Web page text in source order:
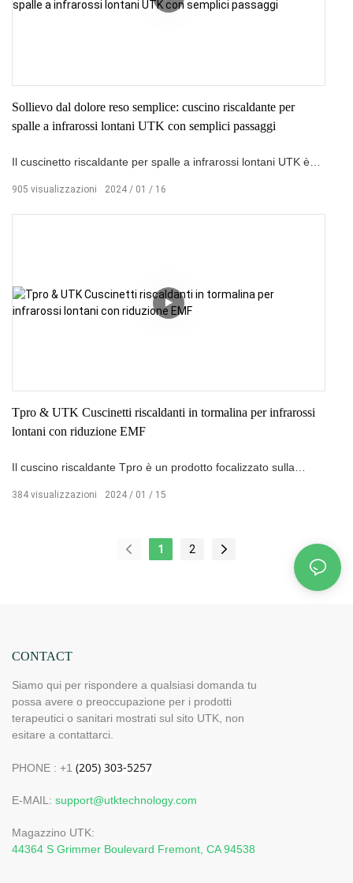
Sollievo dal dolore reso semplice: cuscino riscaldante per
spalle a infrarossi lontani UTK con semplici passaggi
Il cuscinetto riscaldante per spalle a infrarossi lontani UTK è
il dolore alla spalla. Con impostazioni di temperatura regolabili,
funzione di spegnimento automatico,
2024 01 16
905 visualizzazioni
Tpro & UTK Cuscinetti riscaldanti in tormalina per infrarossi
lontani con riduzione EMF
Il cuscino riscaldante Tpro è un prodotto focalizzato sulla
Utilizzando la tecnologia a infrarossi lontani della fibra di
pietre di tormalina, genera più ioni negativi e raggi infrarossi
lontani durante il riscaldamento, migliorando significativamente
gli effetti terapeutici. Le sue grandi dimensioni sono progettate
la personalizzazione delle impostazioni della temperatura e del
personalizzata e confortevole.
2024 01 15
384 visualizzazioni
1 2
CONTACT
Siamo qui per rispondere a qualsiasi domanda tu
possa avere o preoccupazione per i prodotti
terapeutici o sanitari mostrati sul sito UTK, non
esitare a contattarci.
PHONE : +1
E-MAIL: support@utktechnology.com
Magazzino UTK:
44364 S Grimmer Boulevard Fremont, CA 94538